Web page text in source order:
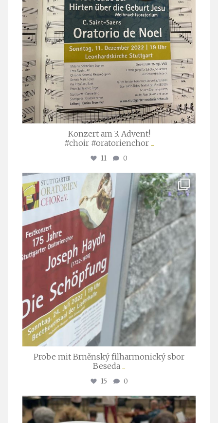
Konzert am 3. Advent!
#choir #oratorienchor ...
11 0
stuttgarter_oratorienchor
Juli 23
Probe mit Brněnský filharmonický sbor
Beseda ...
15 0
stuttgarter_oratorienchor
Juli 23